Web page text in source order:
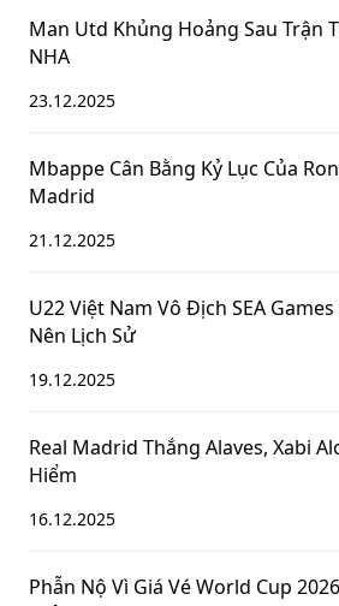
Man Utd Khủng Hoảng Sau Trận
NHA
23.12.2025
Mbappe Cân Bằng Kỷ Lục Của
Madrid
21.12.2025
U22 Việt Nam Vô Địch SEA
Nên Lịch Sử
19.12.2025
Real Madrid Thắng Alaves, Xabi
Hiểm
16.12.2025
Phẫn Nộ Vì Giá Vé World Cup